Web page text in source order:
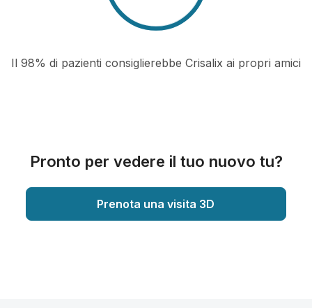
Il 98% di pazienti consiglierebbe Crisalix ai propri amici
Pronto per vedere il tuo nuovo tu?
Prenota una visita 3D